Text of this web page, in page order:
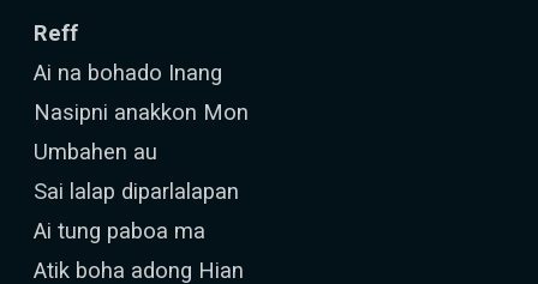
Reff
Ai na bohado Inang
Nasipni anakkon Mon
Umbahen au
Sai lalap diparlalapan
Ai tung paboa ma
Atik boha adong Hian